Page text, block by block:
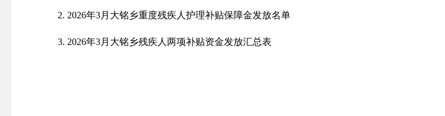
2. 2026年3月大铭乡重度残疾人护理补贴保障金发放名单
3. 2026年3月大铭乡残疾人两项补贴资金发放汇总表